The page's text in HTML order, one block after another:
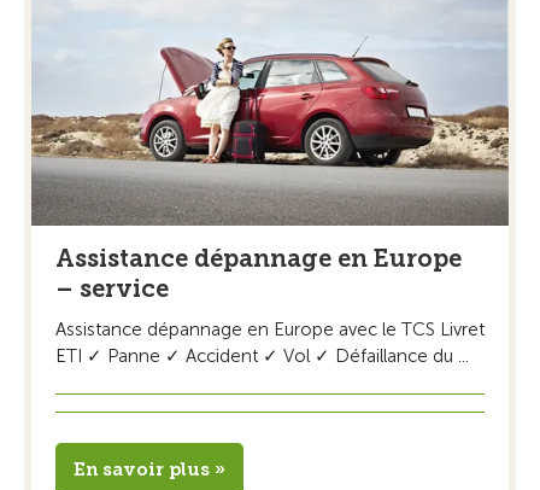
Assistance dépannage en Europe
– service
Assistance dépannage en Europe avec le TCS Livret
ETI ✓ Panne ✓ Accident ✓ Vol ✓ Défaillance du ...
En savoir plus »